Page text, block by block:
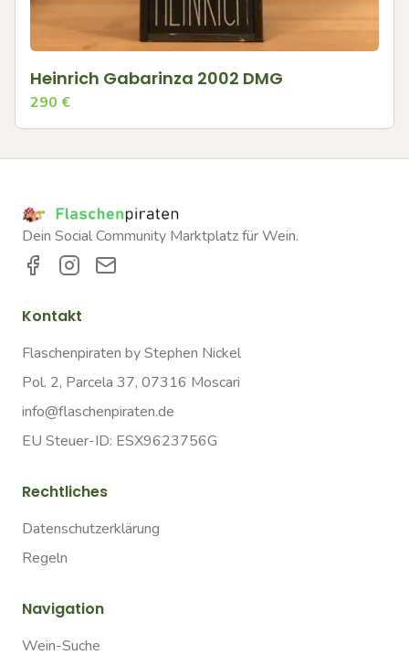
Heinrich Gabarinza 2002 DMG
290 €
Dein Social Community Marktplatz für Wein.
Kontakt
Flaschenpiraten by Stephen Nickel
Pol. 2, Parcela 37, 07316 Moscari
info@flaschenpiraten.de
EU Steuer-ID: ESX9623756G
Rechtliches
Datenschutzerklärung
Regeln
Navigation
Wein-Suche